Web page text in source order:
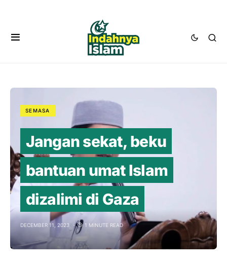
SEMASA
Jangan sekat, beku
bantuan umat Islam
dizalimi di Gaza
DECEMBER 11, 2023 1 MINUTE READ